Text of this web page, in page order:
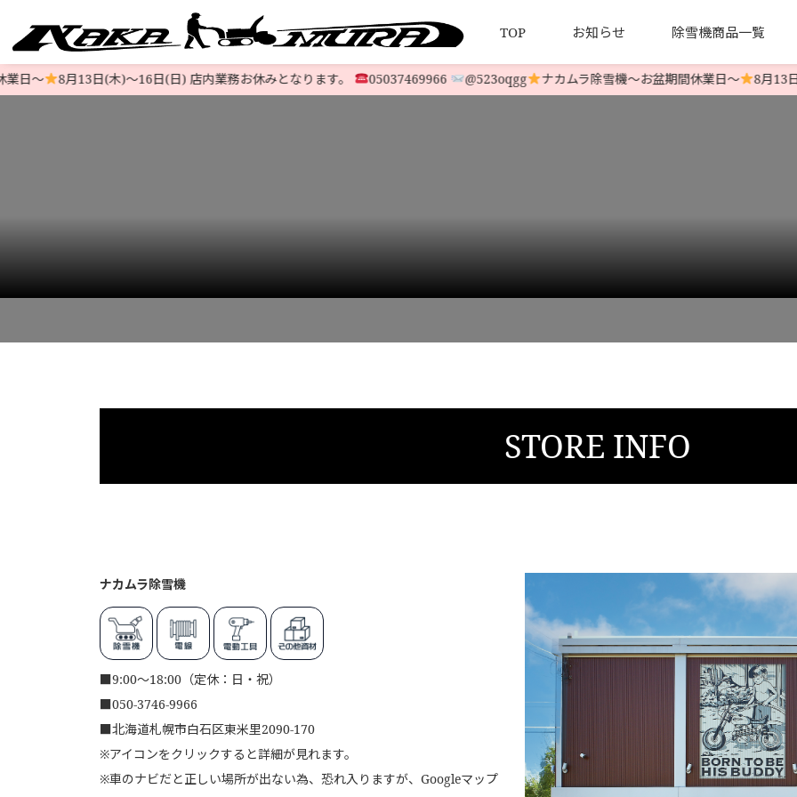
TOP お知らせ 除雪機商品一覧
すべての中古除雪機
HONDA 中古除雪機
YAMAHA 中古除雪機
注文方法 お支払いについて 発送について お客様の声
会社概要 特定商取引法とプライバシーポリシー
〜 8月13日(木)〜16日(日) 店内業務お休みとなります。 05037469966 @523oqgg ナカムラ除雪機〜お盆期間休業日〜 8月13日(
STORE INFO
ナカムラ除雪機
■9:00～18:00（定休：日・祝）
■050-3746-9966
■北海道札幌市白石区東米里2090-170
※アイコンをクリックすると詳細が見れます。
※車のナビだと正しい場所が出ない為、恐れ入りますが、Googleマップ